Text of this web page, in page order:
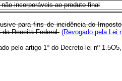
incorporáveis ao produto final
para fins de incidência do
Receita Federal. (Revogado pela Lei
pelo artigo 1º do Decreto-lei nº